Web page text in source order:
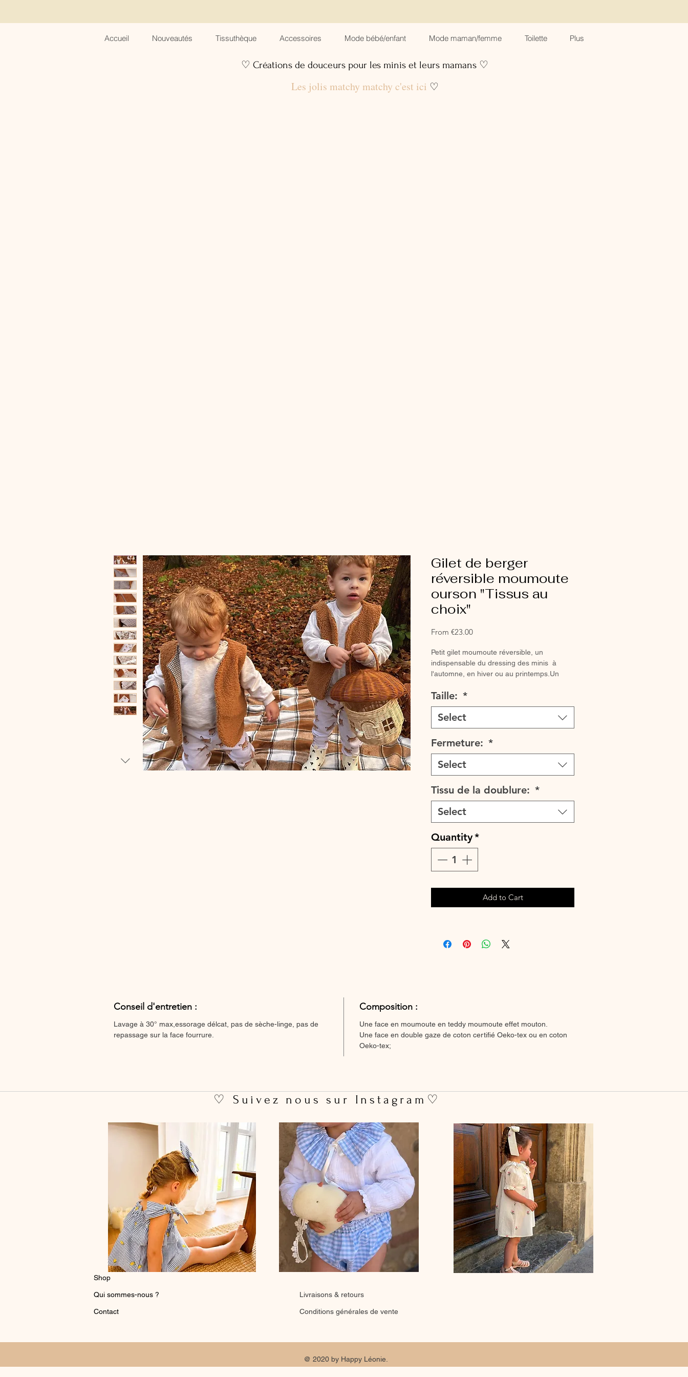
Accueil Nouveautés Tissuthèque Accessoires Mode bébé/enfant Mode maman/femme Toilette Plus
♡ Créations de douceurs pour les minis et leurs mamans ♡
Les jolis matchy matchy c'est ici ♡
Gilet de berger
réversible moumoute
ourson "Tissus au
choix"
From €23.00Sale
Petit gilet moumoute réversible, un
indispensable du dressing des minis à
l'automne, en hiver ou au printemps.Un
Au choix fermeture par un lien en coton ou
non.
Vous pouvez choisir le tissu de l'interieur .
A glisser sous un manteau ou direment sur
un pull ou une jolie barboteuse.
A coordonner à un bloomer, un legging,
Taille: *
Select
Fermeture: *
Select
Tissu de la doublure: *
Select
Quantity*
Add to Cart
Conseil d'entretien :
Lavage à 30° max,essorage délcat, pas de sèche-linge, pas de
repassage sur la face fourrure.
Composition :
Une face en moumoute en teddy moumoute effet mouton.
Une face en double gaze de coton certifié Oeko-tex ou en coton
Oeko-tex;
♡ Suivez nous sur Instagram♡
Shop
Qui sommes-nous ?
Contact
Livraisons & retours
Conditions générales de vente
@ 2020 by Happy Léonie.